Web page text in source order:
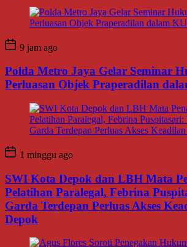
9 jam ago
Polda Metro Jaya Gelar Seminar
Perluasan Objek Praperadilan
1 minggu ago
SWI Kota Depok dan LBH Mata
Pelatihan Paralegal, Febrina
Garda Terdepan Perluas Akses
Depok